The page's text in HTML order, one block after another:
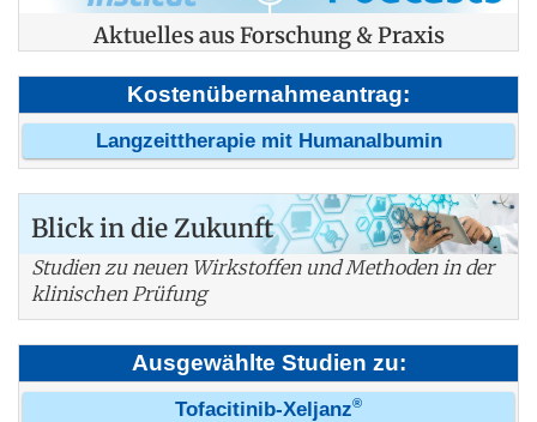
Aktuelles aus Forschung & Praxis
Kostenübernahmeantrag:
Langzeittherapie mit Humanalbumin
Blick in die Zukunft
Studien zu neuen Wirkstoffen und Methoden in der
klinischen Prüfung
Ausgewählte Studien zu:
Tofacitinib-Xeljanz®